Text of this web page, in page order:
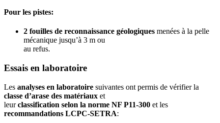
Pour les pistes:
2 fouilles de reconnaissance géologiques menées à la pelle
mécanique jusqu’à 3 m ou
au refus.
Essais en laboratoire
Les analyses en laboratoire suivantes ont permis de vérifier la
classe d’arase des matériaux et
leurclassification selon la norme NF P11-300 et les
recommandations LCPC-SETRA: